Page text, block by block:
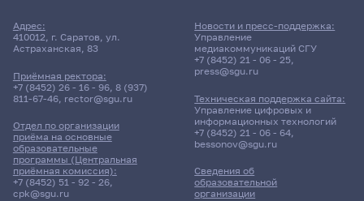
Адрес:
410012, г. Саратов, ул.
Астраханская, 83
Приёмная ректора:
+7 (8452) 26 - 16 - 96, 8 (937)
811-67-46, rector@sgu.ru
Отдел по организации
приёма на основные
образовательные
программы (Центральная
приёмная комиссия):
+7 (8452) 51 - 92 - 26,
cpk@sgu.ru
Сведения об
образовательной
организации
Новости и пресс-поддержка:
Управление
медиакоммуникаций СГУ
+7 (8452) 21 - 06 - 25,
press@sgu.ru
Техническая поддержка сайта:
Управление цифровых и
информационных технологий
+7 (8452) 21 - 06 - 64,
bessonov@sgu.ru